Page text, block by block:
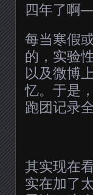
四年了
每当寒假
的，实验
以及微博
忆。于是
跑团记录
其实现在
实在加了